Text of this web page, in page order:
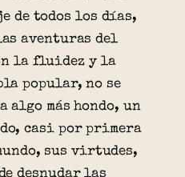
de todos los días,
aventuras del
la fluidez y la
popular, no se
más hondo, un
casi por primera
sus virtudes,